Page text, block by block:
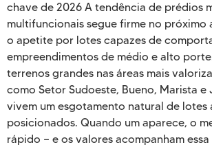
chave de 2026 A tendência de prédios
multifuncionais segue firme no próximo
o apetite por lotes capazes de
empreendimentos de médio e alto
terrenos grandes nas áreas mais
como Setor Sudoeste, Bueno, Marista e
vivem um esgotamento natural de lotes
posicionados. Quando um aparece, o
rápido — e os valores acompanham